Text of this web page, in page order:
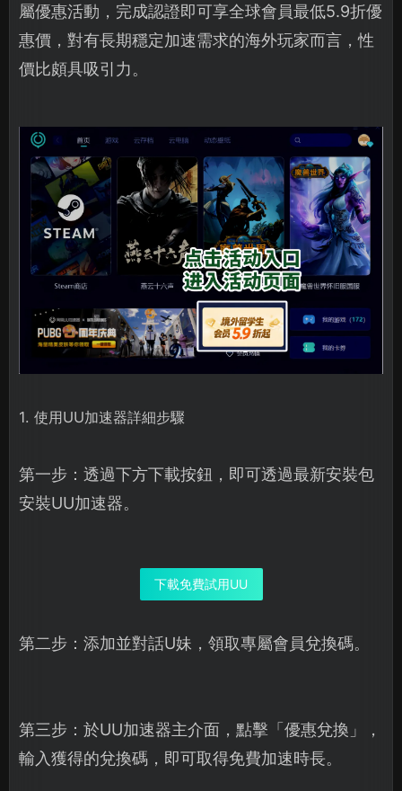
屬優惠活動，完成認證即可享全球會員最低5.9折優
惠價，對有長期穩定加速需求的海外玩家而言，性
價比頗具吸引力。
1. 使用UU加速器詳細步驟
第一步：透過下方下載按鈕，即可透過最新安裝包
安裝UU加速器。
下載免費試用UU
第二步：添加並對話U妹，領取專屬會員兌換碼。
第三步：於UU加速器主介面，點擊「優惠兌換」，
輸入獲得的兌換碼，即可取得免費加速時長。